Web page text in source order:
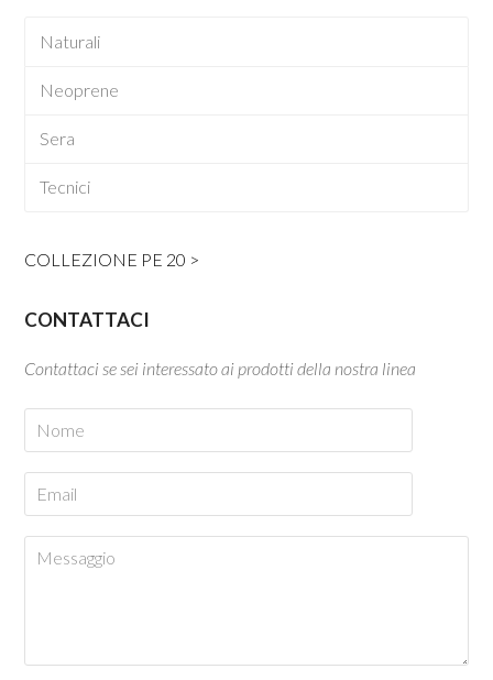
Naturali
Neoprene
Sera
Tecnici
COLLEZIONE PE 20 >
CONTATTACI
Contattaci se sei interessato ai prodotti della nostra linea